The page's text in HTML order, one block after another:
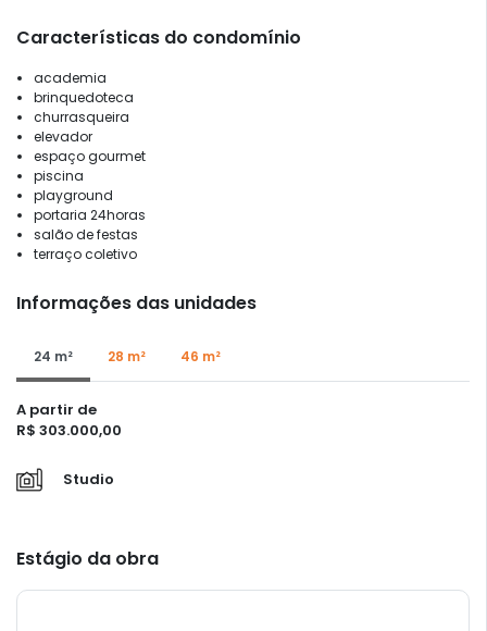
Características do condomínio
academia
brinquedoteca
churrasqueira
elevador
espaço gourmet
piscina
playground
portaria 24horas
salão de festas
terraço coletivo
Informações das unidades
24 m² 28 m² 46 m²
A partir de
R$ 303.000,00
Studio
Estágio da obra